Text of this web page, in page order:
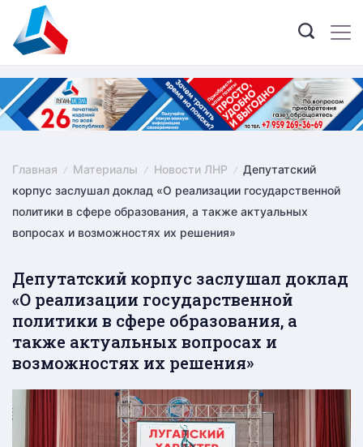
content
Главная Материалы Новости ЛНР
Депутатский
корпус заслушал доклад «О реализации государственной
политики в сфере образования, а также актуальных
вопросах и возможностях их решения»
Депутатский корпус заслушал доклад
«О реализации государственной
политики в сфере образования, а
также актуальных вопросах и
возможностях их решения»